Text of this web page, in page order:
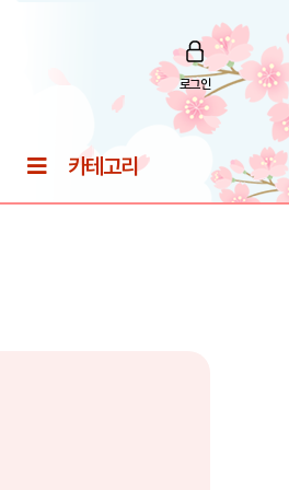
로그인
카테고리